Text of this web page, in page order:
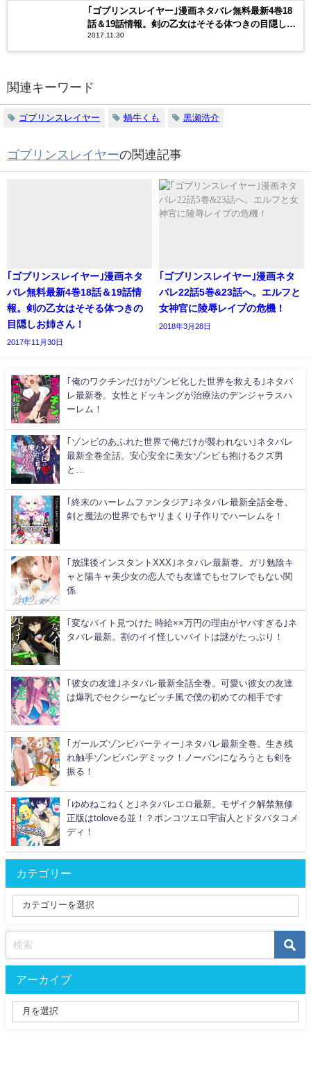
｢ゴブリンスレイヤー｣漫画ネタバレ無料最新4巻18
話＆19話情報。剣の乙女はそそる体つきの目隠しお
姉さん！
2017.11.30
関連キーワード
ゴブリンスレイヤー 蝸牛くも 黒瀬浩介
ゴブリンスレイヤーの関連記事
｢ゴブリンスレイヤー｣漫画ネタ
バレ無料最新4巻18話＆19話情
報。剣の乙女はそそる体つきの
目隠しお姉さん！
2017年11月30日
｢ゴブリンスレイヤー｣漫画ネタ
バレ22話5巻&23話へ。エルフと
女神官に陵辱レイプの危機！
2018年3月28日
｢俺のワクチンだけがゾンビ化した世界を救える｣ネタバ
レ最新巻。女性とドッキングが治療法のデンジャラスハ
ーレム！
｢ゾンビのあふれた世界で俺だけが襲われない｣ネタバレ
最新全巻全話。安心安全に美女ゾンビも抱けるクズ男
と…
｢終末のハーレムファンタジア｣ネタバレ最新全話全巻。
剣と魔法の世界でもヤリまくり子作りでハーレムを！
｢放課後インスタントXXX｣ネタバレ最新巻。ガリ勉陰キ
ャと陽キャ美少女の恋人でも友達でもセフレでもない関
係
｢変なバイト見つけた 時給××万円の理由がヤバすぎる｣ネ
タバレ最新。割のイイ怪しいバイトは謎がたっぷり！
｢彼女の友達｣ネタバレ最新全話全巻。可愛い彼女の友達
は爆乳でセクシーなビッチ風で僕の初めての相手です
｢ガールズゾンビパーティー｣ネタバレ最新全巻。生き残
れ触手ゾンビパンデミック！ノーパンになろうとも剣を
振る！
｢ゆめねこねくと｣ネタバレエロ最新。モザイク解禁無修
正版はtoloveる並！？ポンコツエロ宇宙人とドタバタコメ
ディ！
カテゴリー
アーカイブ